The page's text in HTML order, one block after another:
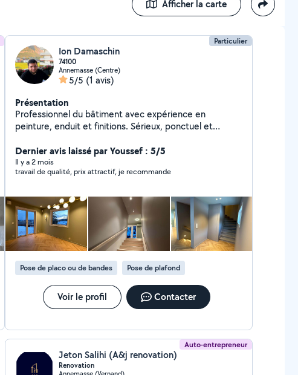
Afficher la carte
Particulier
Ion Damaschin
74100
Annemasse (Centre)
5/5 (1 avis)
Présentation
Professionnel du bâtiment avec expérience en
peinture, enduit et finitions. Sérieux, ponctuel et
Dernier avis laissé par Youssef : 5/5
Il y a 2 mois
travail de qualité, prix attractif, je recommande
Pose de placo ou de bandes Pose de plafond
Voir le profil Contacter
Auto-entrepreneur
Jeton Salihi (A&j renovation)
Renovation